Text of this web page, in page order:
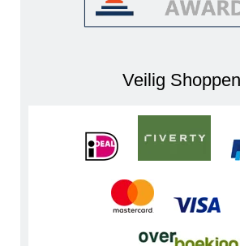
Veilig Shoppen